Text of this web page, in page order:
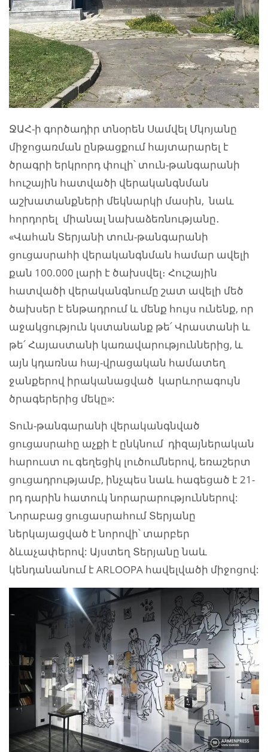
ՋԱՀ-ի գործադիր տնօրեն Սամվել Մկոյանը
միջոցառման ընթացքում հայտարարել է
ծրագրի երկրորդ փուլի՝ տուն-թանգարանի
հուշային հատվածի վերականգնման
աշխատանքների մեկնարկի մասին, նաև
հորդորել միանալ նախաձեռնությանը․
«Վահան Տերյանի տուն-թանգարանի
ցուցասրահի վերականգնման համար ավելի
քան 100.000 լարի է ծախսվել։ Հուշային
հատվածի վերականգնումը շատ ավելի մեծ
ծախսեր է ենթադրում և մենք հույս ունենք, որ
աջակցություն կստանանք թե՛ Վրաստանի և
թե՛ Հայաստանի կառավարություններից, և
այն կդառնա հայ-վրացական համատեղ
ջանքերով իրականացված կարևորագույն
ծրագերերից մեկը»:
Տուն-թանգարանի վերականգնված
ցուցասրահը աչքի է ընկնում դիզայներական
հարուստ ու գեղեցիկ լուծումներով, եռաշերտ
ցուցադրությամբ, ինչպես նաև հագեցած է 21-
րդ դարին հատուկ նորարարություններով:
Նորաբաց ցուցասրահում Տերյանը
ներկայացված է նորովի՝ տարբեր
ձևաչափերով: Այստեղ Տերյանը նաև
կենդանանում է ARLOOPA հավելվածի միջոցով: